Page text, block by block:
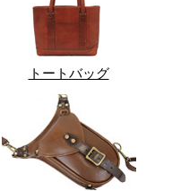
トートバッグ